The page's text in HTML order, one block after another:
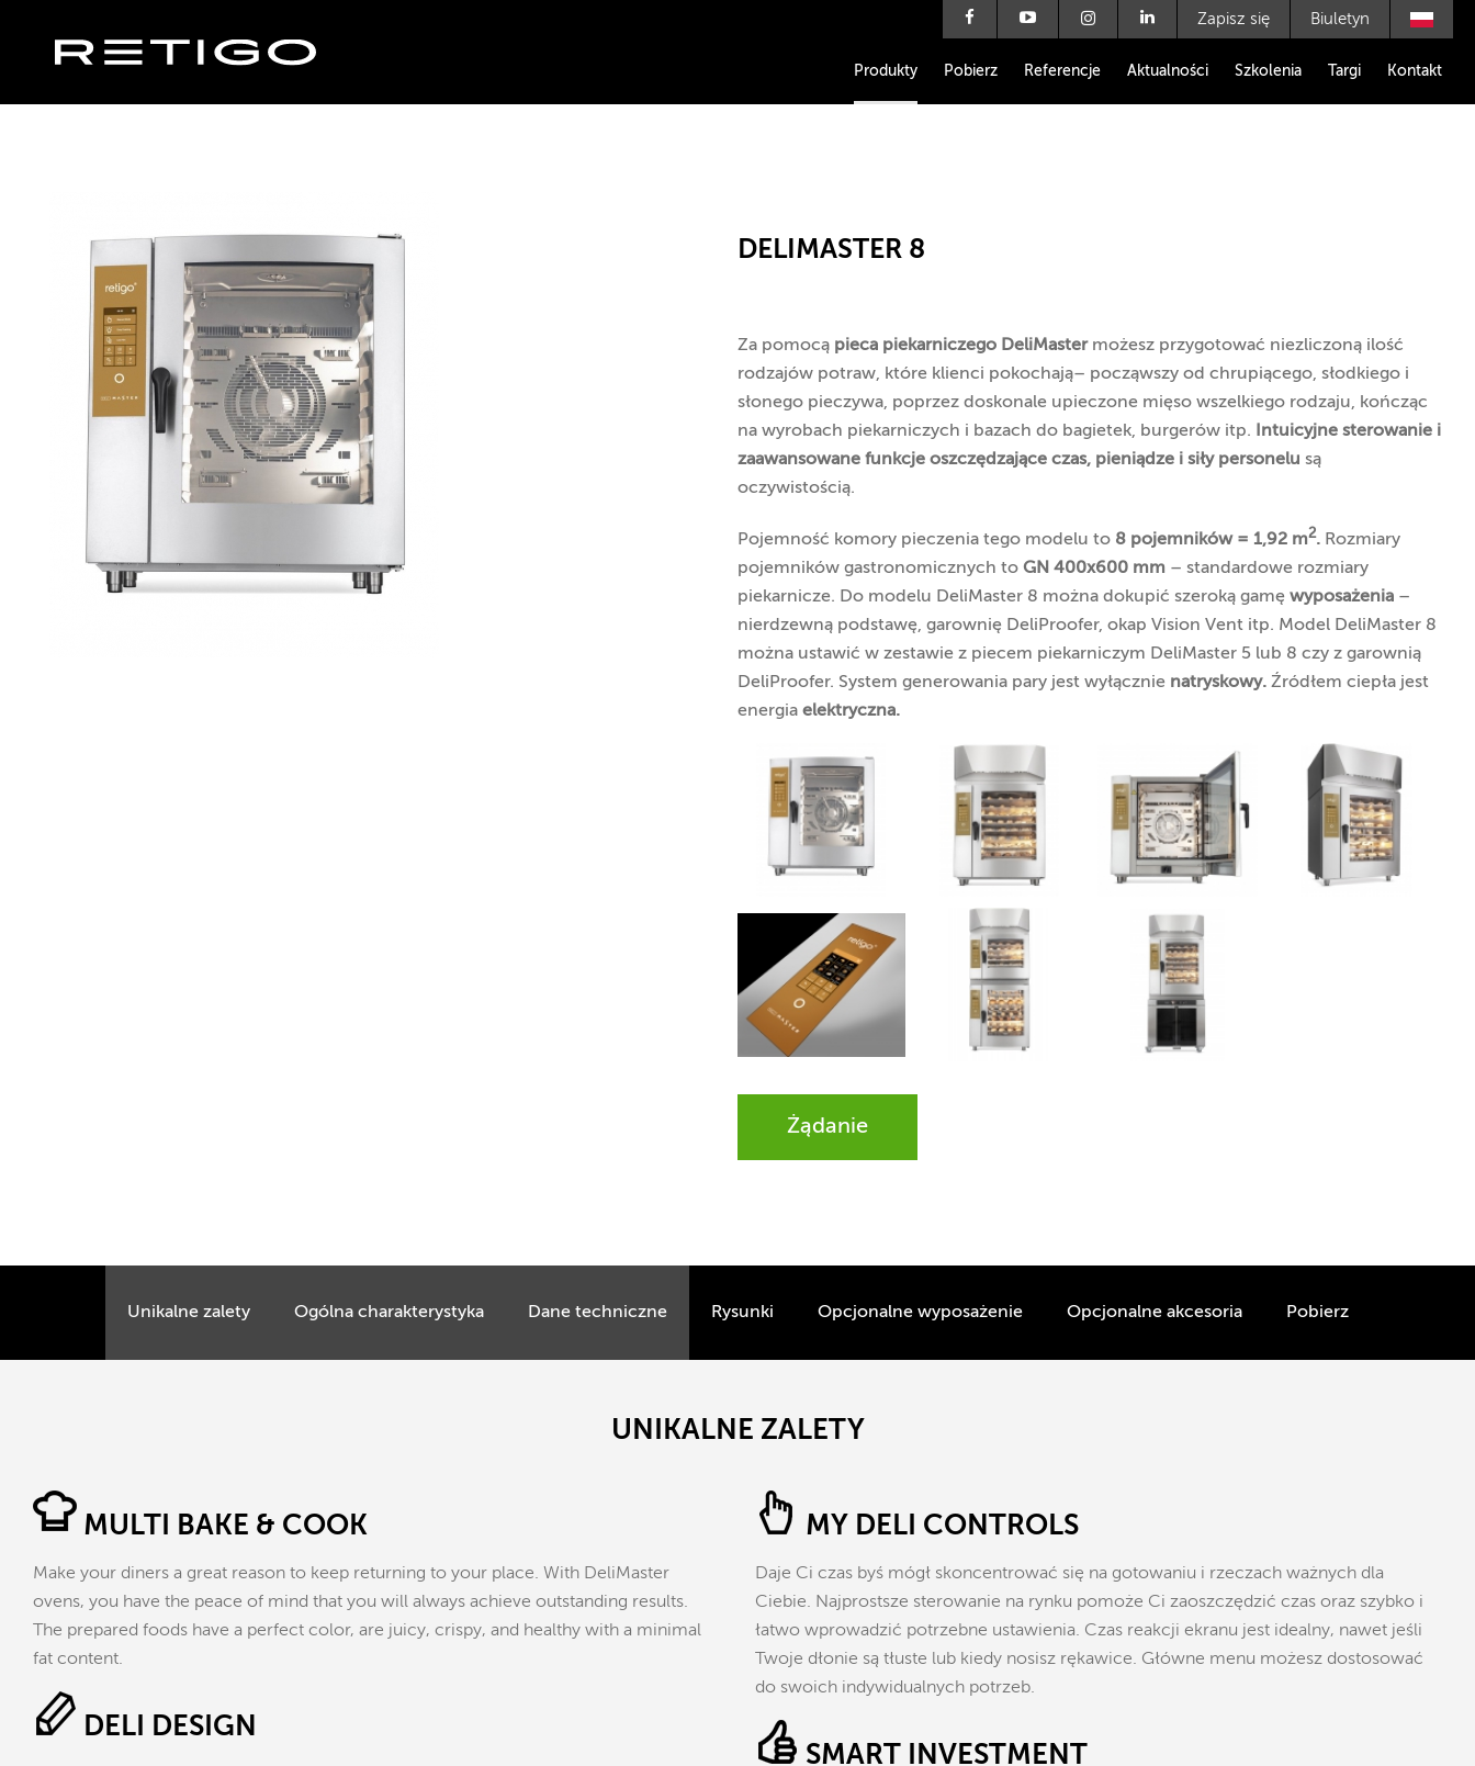
Zapisz się Biuletyn
Produkty Pobierz Referencje Aktualności Szkolenia Targi Kontakt
DELIMASTER 8
Za pomocą pieca piekarniczego DeliMastermożesz przygotować niezliczoną ilość
rodzajów potraw, które klienci pokochają– począwszy od chrupiącego, słodkiego i
słonego pieczywa, poprzez doskonale upieczone mięso wszelkiego rodzaju, kończąc
na wyrobach piekarniczych i bazach do bagietek, burgerów itp.
Intuicyjne sterowanie i
zaawansowane funkcje oszczędzające czas, pieniądze i siły personelu są
oczywistością.
Pojemność komory pieczenia tego modelu to 8 pojemników = 1,92 m2. Rozmiary
pojemników gastronomicznych to GN 400x600 mm – standardowe rozmiary
piekarnicze. Do modelu DeliMaster 8 można dokupić szeroką gamę wyposażenia –
nierdzewną podstawę, garownię DeliProofer, okap Vision Vent itp. Model DeliMaster 8
można ustawić w zestawie z piecem piekarniczym DeliMaster 5 lub 8 czy z garownią
DeliProofer. System generowania pary jest wyłącznie natryskowy. Źródłem ciepła jest
energia elektryczna.
Żądanie
Unikalne zalety Ogólna charakterystyka Dane techniczne Rysunki Opcjonalne wyposażenie Opcjonalne akcesoria Pobierz
UNIKALNE ZALETY
MULTI BAKE & COOK
Make your diners a great reason to keep returning to your place. With DeliMaster
ovens, you have the peace of mind that you will always achieve outstanding results.
The prepared foods have a perfect color, are juicy, crispy, and healthy with a minimal
fat content.
DELI DESIGN
MY DELI CONTROLS
Daje Ci czas byś mógł skoncentrować się na gotowaniu i rzeczach ważnych dla
Ciebie. Najprostsze sterowanie na rynku pomoże Ci zaoszczędzić czas oraz szybko i
łatwo wprowadzić potrzebne ustawienia. Czas reakcji ekranu jest idealny, nawet jeśli
Twoje dłonie są tłuste lub kiedy nosisz rękawice. Główne menu możesz dostosować
do swoich indywidualnych potrzeb.
SMART INVESTMENT